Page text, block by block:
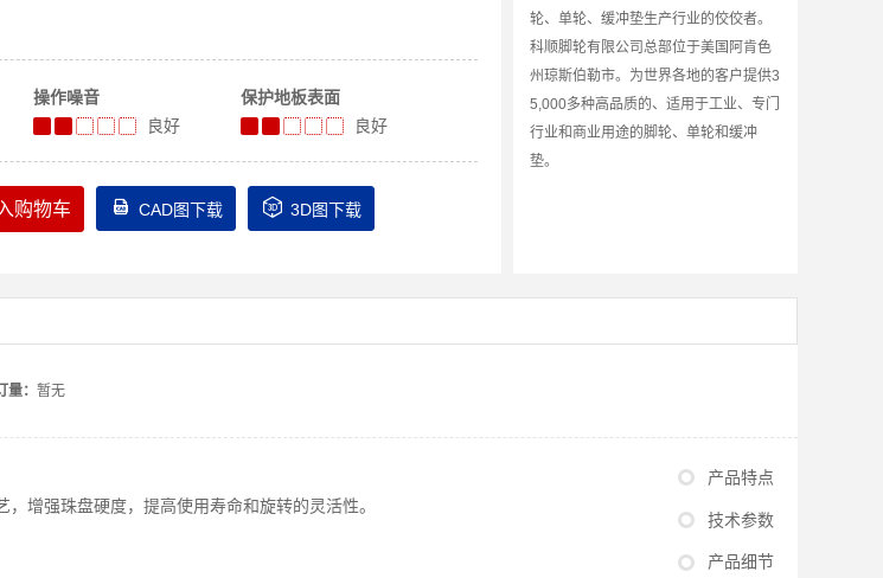
操作噪音
良好
保护地板表面
良好
购物车  CAD图下载  3D图下载
轮、单轮、缓冲垫生产行业的佼佼者。
科顺脚轮有限公司总部位于美国阿肯色
州琼斯伯勒市。为世界各地的客户提供3
5,000多种高品质的、适用于工业、专门
行业和商业用途的脚轮、单轮和缓冲
垫。
量： 暂无
产品特点
技术参数
产品细节
增强珠盘硬度，提高使用寿命和旋转的灵活性。